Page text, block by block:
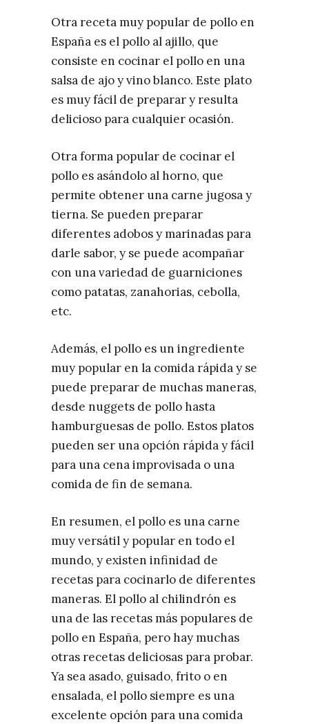
Otra receta muy popular de pollo en
España es el pollo al ajillo, que
consiste en cocinar el pollo en una
salsa de ajo y vino blanco. Este plato
es muy fácil de preparar y resulta
delicioso para cualquier ocasión.
Otra forma popular de cocinar el
pollo es asándolo al horno, que
permite obtener una carne jugosa y
tierna. Se pueden preparar
diferentes adobos y marinadas para
darle sabor, y se puede acompañar
con una variedad de guarniciones
como patatas, zanahorias, cebolla,
etc.
Además, el pollo es un ingrediente
muy popular en la comida rápida y se
puede preparar de muchas maneras,
desde nuggets de pollo hasta
hamburguesas de pollo. Estos platos
pueden ser una opción rápida y fácil
para una cena improvisada o una
comida de fin de semana.
En resumen, el pollo es una carne
muy versátil y popular en todo el
mundo, y existen infinidad de
recetas para cocinarlo de diferentes
maneras. El pollo al chilindrón es
una de las recetas más populares de
pollo en España, pero hay muchas
otras recetas deliciosas para probar.
Ya sea asado, guisado, frito o en
ensalada, el pollo siempre es una
excelente opción para una comida